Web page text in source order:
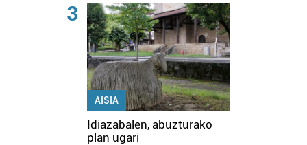
3
AISIA
Idiazabalen, abuzturako
plan ugari